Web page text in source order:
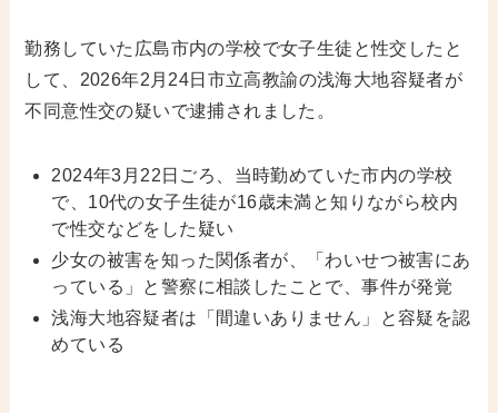
勤務していた広島市内の学校で女子生徒と性交したと
して、2026年2月24日市立高教諭の浅海大地容疑者が
不同意性交の疑いで逮捕されました。
2024年3月22日ごろ、当時勤めていた市内の学校
で、10代の女子生徒が16歳未満と知りながら校内
で性交などをした疑い
少女の被害を知った関係者が、「わいせつ被害にあ
っている」と警察に相談したことで、事件が発覚
浅海大地容疑者は「間違いありません」と容疑を認
めている